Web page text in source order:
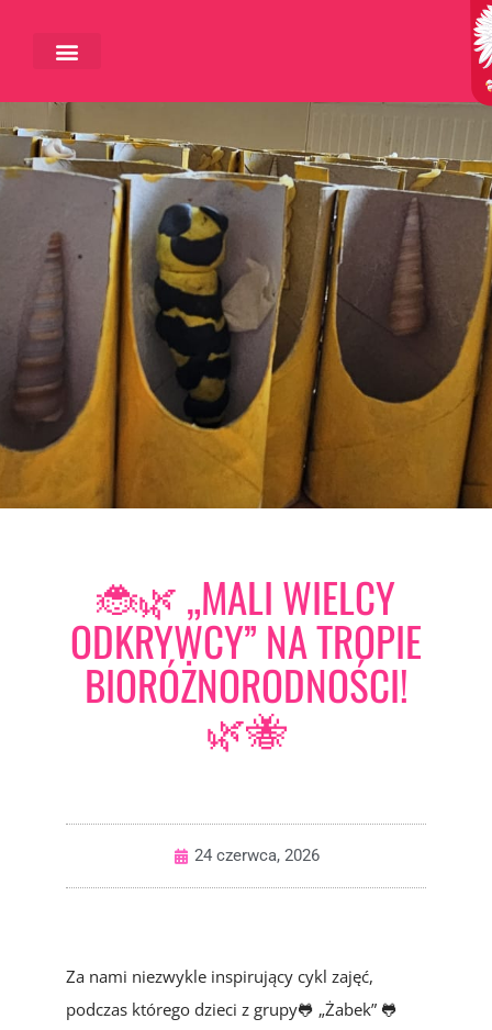
🐞🌿 „MALI WIELCY
ODKRYWCY” NA TROPIE
BIORÓŻNORODNOŚCI!
🌿🐝
24 czerwca, 2026
Za nami niezwykle inspirujący cykl zajęć,
podczas którego dzieci z grupy🐸 „Żabek” 🐸